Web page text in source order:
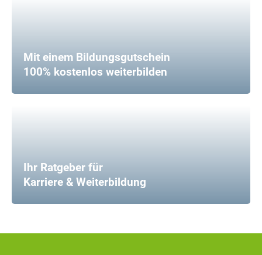
Mit einem Bildungsgutschein
100% kostenlos weiterbilden
Ihr Ratgeber für
Karriere & Weiterbildung